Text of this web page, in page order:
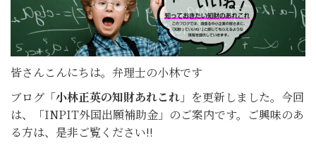
皆さんこんにちは。弁理士の小林です
ブログ「小林正英の知財あれこれ 」を更新しました。今回
は、「INPIT外国出願補助金」のご案内です。ご興味のあ
る方は、是非ご覧ください!!